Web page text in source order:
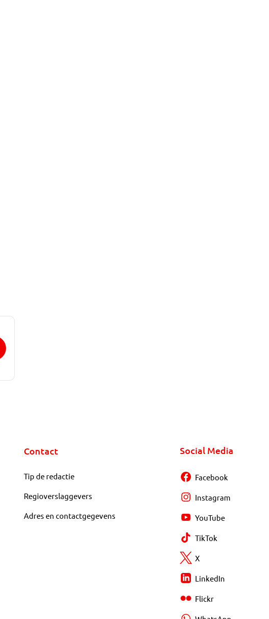
Contact
Tip de redactie
Regioverslaggevers
Adres en contactgegevens
Social Media
Facebook
Instagram
YouTube
TikTok
X
LinkedIn
Flickr